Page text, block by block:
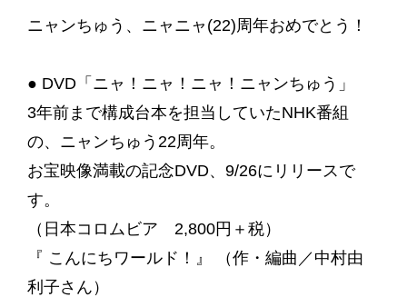
ニャンちゅう、ニャニャ(22)周年おめでとう！
● DVD「ニャ！ニャ！ニャ！ニャンちゅう」
3年前まで構成台本を担当していたNHK番組
の、ニャンちゅう22周年。
お宝映像満載の記念DVD、9/26にリリースで
す。
（日本コロムビア 2,800円＋税）
『 こんにちワールド！』 （作・編曲／中村由
利子さん）